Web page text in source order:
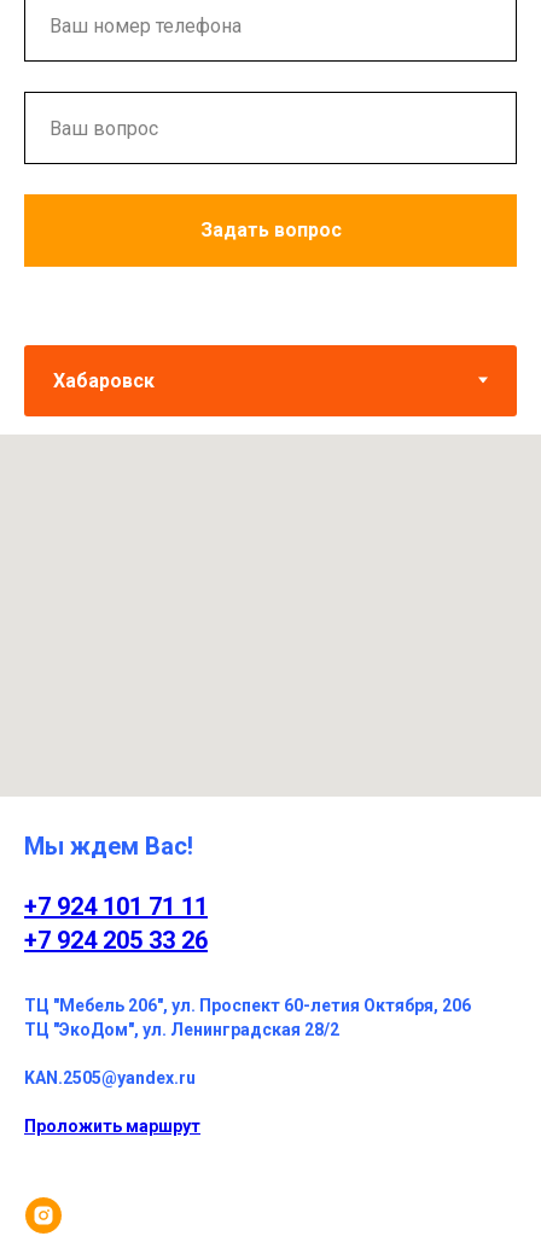
Задать вопрос
Мы ждем Вас!
+7 924 101 71 11
+7 924 205 33 26
ТЦ "Мебель 206", ул. Проспект 60-летия Октября, 206
ТЦ "ЭкоДом", ул. Ленинградская 28/2
KAN.2505@yandex.ru
Проложить маршрут